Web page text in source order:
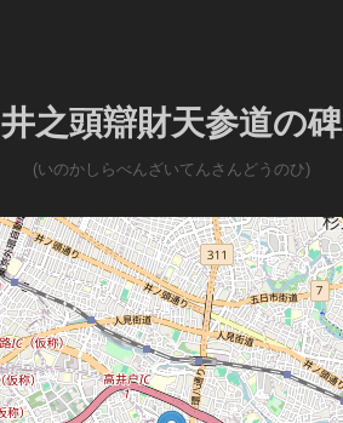
井之頭辯財天参道の碑
(いのかしらべんざいてんさんどうのひ)